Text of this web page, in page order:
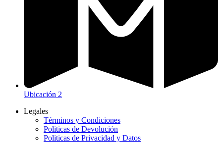
Ubicación 2
Legales
Términos y Condiciones
Politicas de Devolución
Politicas de Privacidad y Datos